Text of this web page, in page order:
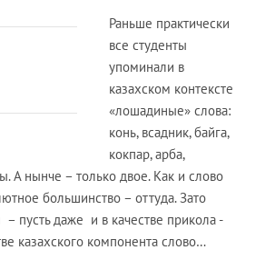
Раньше практически
все студенты
упоминали в
казахском контексте
«лошадиные» слова:
конь, всадник, байга,
кокпар, арба,
А нынче – только двое. Как и слово
большинство – оттуда. Зато
пусть даже и в качестве прикола -
казахского компонента слово…